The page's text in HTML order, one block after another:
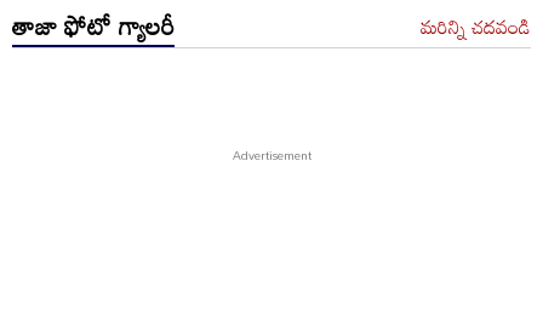
తాజా ఫోటో గ్యాలరీ మరిన్ని చదవండి